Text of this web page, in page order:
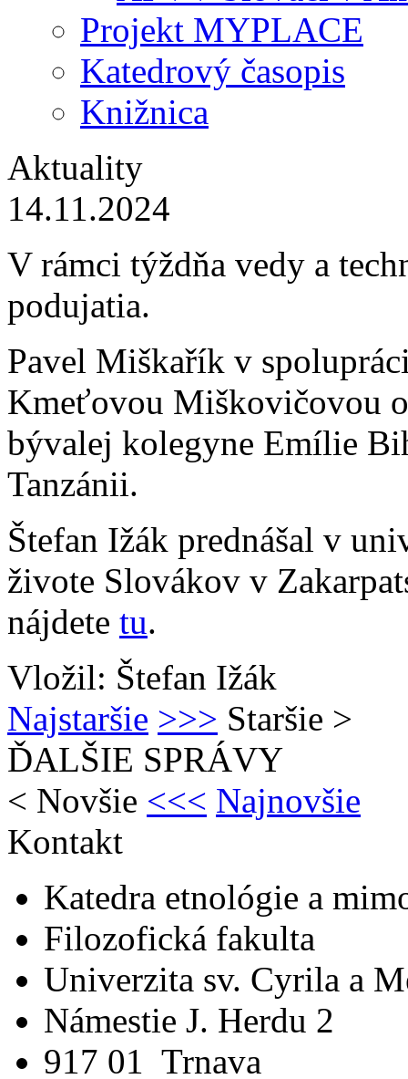
Projekt MYPLACE
Katedrový časopis
Knižnica
Aktuality
14.11.2024
V rámci týždňa vedy a
podujatia.
Pavel Miškařík v
Kmeťovou Miškovičovou
bývalej kolegyne Emílie
Tanzánii.
Štefan Ižák prednášal v
živote Slovákov v
nájdete tu.
Vložil: Štefan Ižák
Najstaršie >>> Staršie >
ĎALŠIE SPRÁVY
< Novšie <<< Najnovšie
Kontakt
Katedra etnológie a
Filozofická fakulta
Univerzita sv. Cyrila a
Námestie J. Herdu 2
917 01 Trnava